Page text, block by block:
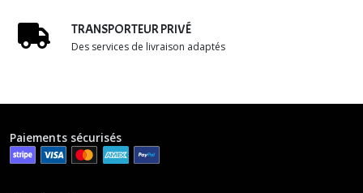
TRANSPORTEUR PRIVÉ
Des services de livraison adaptés
Paiements sécurisés